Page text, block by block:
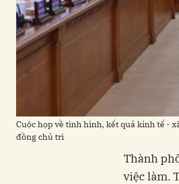
Cuộc họp về tình hình, kết quả kinh tế -
đồng chủ trì
Thành
việc làm.